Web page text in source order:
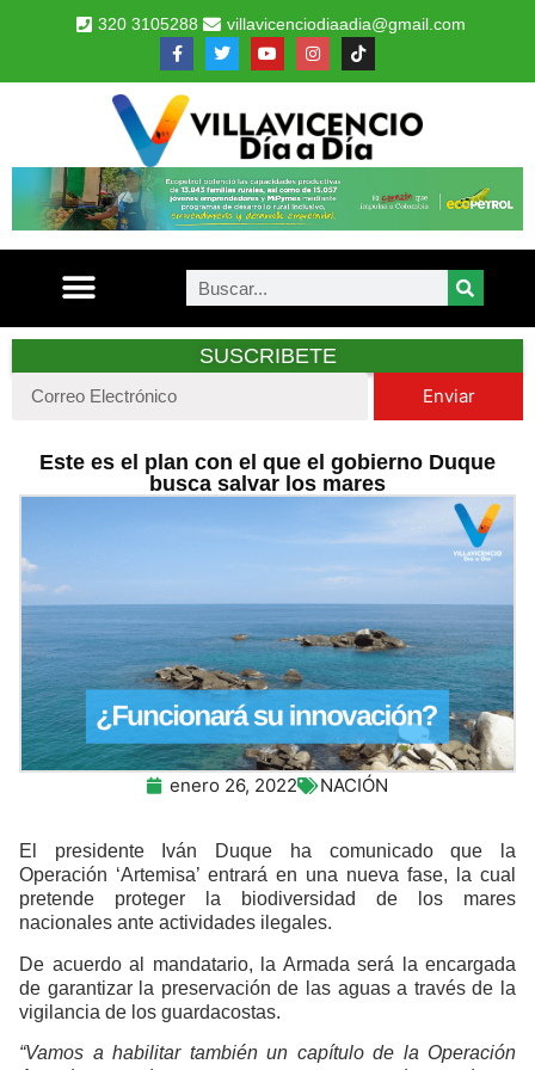
320 3105288 villavicenciodiaadia@gmail.com
SUSCRIBETE
Enviar
Este es el plan con el que el gobierno Duque
busca salvar los mares
enero 26, 2022 NACIÓN
El presidente Iván Duque ha comunicado que la
Operación ‘Artemisa’ entrará en una nueva fase, la cual
pretende proteger la biodiversidad de los mares
nacionales ante actividades ilegales.
De acuerdo al mandatario, la Armada será la encargada
de garantizar la preservación de las aguas a través de la
vigilancia de los guardacostas.
“Vamos a habilitar también un capítulo de la Operación